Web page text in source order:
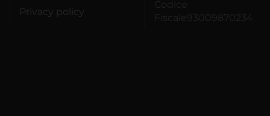
Privacy policy
Codice
Fiscale93009870234